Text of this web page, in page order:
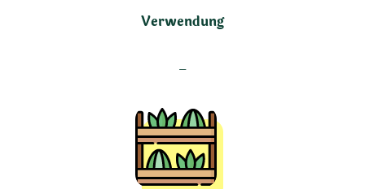
Verwendung
–